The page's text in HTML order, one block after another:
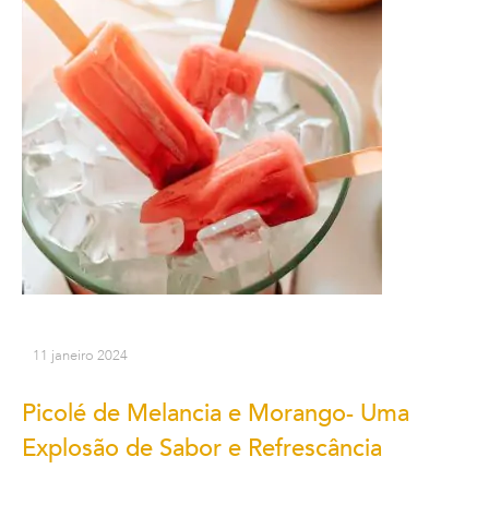
11 janeiro 2024
Picolé de Melancia e Morango- Uma
Explosão de Sabor e Refrescância